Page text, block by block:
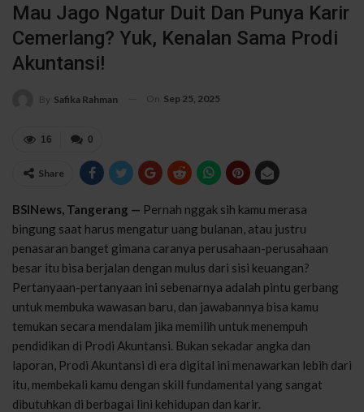
Mau Jago Ngatur Duit Dan Punya Karir
Cemerlang? Yuk, Kenalan Sama Prodi
Akuntansi!
By Safika Rahman On Sep 25, 2025
0
16
Share
BSINews, Tangerang — Pernah nggak sih kamu merasa
bingung saat harus mengatur uang bulanan, atau justru
penasaran banget gimana caranya perusahaan-perusahaan
besar itu bisa berjalan dengan mulus dari sisi keuangan?
Pertanyaan-pertanyaan ini sebenarnya adalah pintu gerbang
untuk membuka wawasan baru, dan jawabannya bisa kamu
temukan secara mendalam jika memilih untuk menempuh
pendidikan di Prodi Akuntansi. Bukan sekadar angka dan
laporan, Prodi Akuntansi di era digital ini menawarkan lebih dari
itu, membekali kamu dengan skill fundamental yang sangat
dibutuhkan di berbagai lini kehidupan dan karir.